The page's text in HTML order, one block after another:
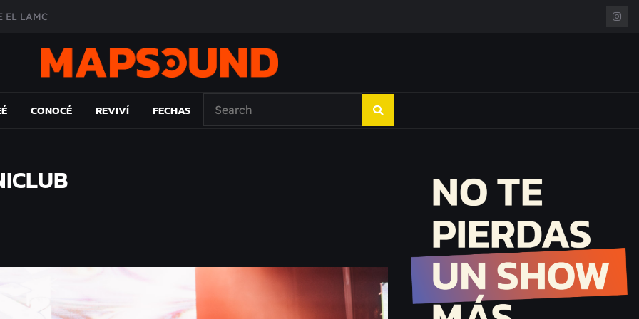
ÉPOCA EN FORMA DE DISCO
EL ENSAYO
CONOCÉ REVIVÍ FECHAS